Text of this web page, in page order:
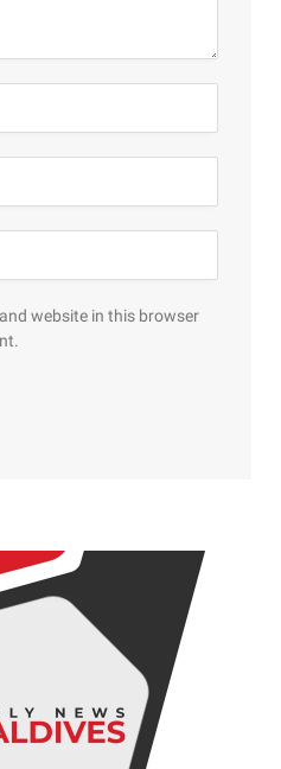
website in this browser